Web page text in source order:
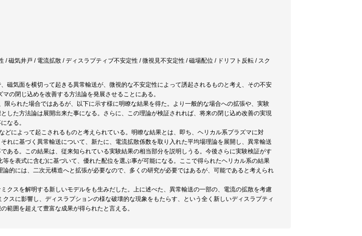
/ 磁気井戸 / 電流拡散 / ディスラプティブ不安定性 / 微視見不安定性 / 磁場配位 / ドリフト反転 / スク
磁気面を横切って起きる異常輸送が、微視的な不安定性によって誘起されるものと考え、その不安
の閉じ込めを改善する方法論を発展させることにある。
限られた場合ではあるが、以下に示す様に明瞭な結果を得た。より一般的な場合への拡張や、実験
した方法論は展開出来た事になる。さらに、この理論が検証されれば、将来の閉じ込め改善の実現
なる。
どによって起こされるものと考えられている。明瞭な結果とは、即ち、ヘリカル系プラズマに対
れに基づく異常輸送について、新たに、電流拡散係数を取り入れた平均場理論を展開し、異常輸送
ある。この結果は、従来知られている実験結果の相当部分を説明しうる。今後さらに実験検証がす
を表式に含む)に基づいて、優れた配位を選ぶ事が可能になる。ここで得られたヘリカル系の結果
的には、二次元構造へと拡張が必要なので、多くの研究が必要ではあるが、可能であると考えられ
クスを解明する新しいモデルをも生みだした。上に述べた、異常輸送の一部の、電流の拡散を考慮
スに影響し、ディスラプションの様な破壊的な現象をもたらす、という全く新しいディスラプティ
範囲を超えて豊富な成果が得られたと言える。